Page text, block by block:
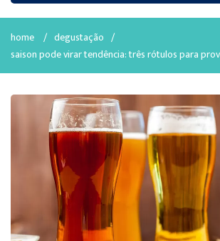
home / degustação /
saison pode virar tendência: três rótulos para